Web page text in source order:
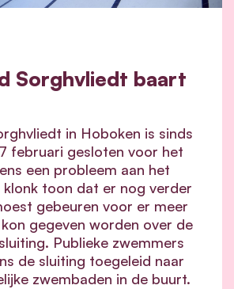
Sorghvliedt baart
in Hoboken is sinds
februari gesloten voor het
een probleem aan het
toon dat er nog verder
gebeuren voor er meer
gegeven worden over de
Publieke zwemmers
de sluiting toegeleid naar
zwembaden in de buurt.